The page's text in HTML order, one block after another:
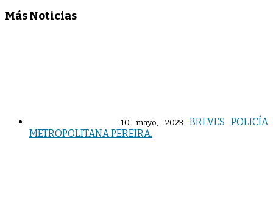
Más Noticias
10 mayo, 2023
BREVES POLICÍA
METROPOLITANA PEREIRA.